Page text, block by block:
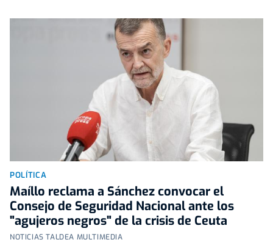
POLÍTICA
Maíllo reclama a Sánchez convocar el
Consejo de Seguridad Nacional ante los
"agujeros negros" de la crisis de Ceuta
NOTICIAS TALDEA MULTIMEDIA